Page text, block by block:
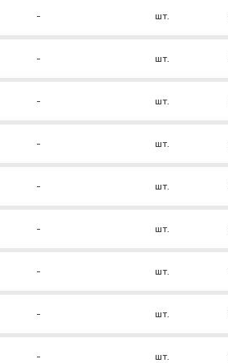
- шт.
- шт.
- шт.
- шт.
- шт.
- шт.
- шт.
- шт.
- шт.